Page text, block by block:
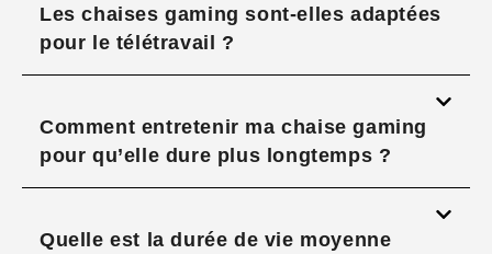
Les chaises gaming sont-elles adaptées
pour le télétravail ?
Comment entretenir ma chaise gaming
pour qu’elle dure plus longtemps ?
Quelle est la durée de vie moyenne